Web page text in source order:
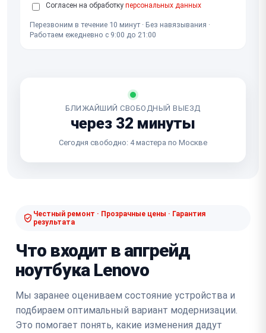
Согласен на обработку персональных данных
Перезвоним в течение 10 минут · Без навязывания ·
Работаем ежедневно с 9:00 до 21:00
БЛИЖАЙШИЙ СВОБОДНЫЙ ВЫЕЗД
через 32 минуты
Сегодня свободно: 4 мастера по Москве
Честный ремонт · Прозрачные цены · Гарантия
результата
Что входит в апгрейд
ноутбука Lenovo
Мы заранее оцениваем состояние устройства и
подбираем оптимальный вариант модернизации.
Это помогает понять, какие изменения дадут